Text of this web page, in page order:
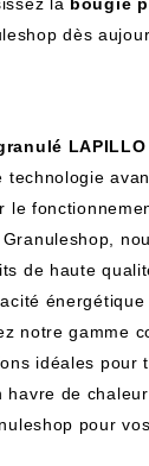
dès
LAPILLO
technologie
le
de haute
notre gamme
idéales pour
havre de
pour